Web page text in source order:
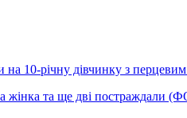
на 10-річну дівчинку з
жінка та ще дві постраждали